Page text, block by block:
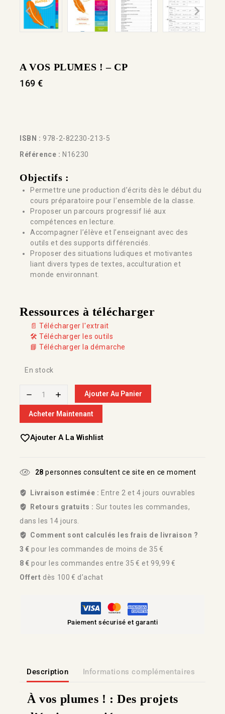
A VOS PLUMES ! – CP
169€
ISBN : 978-2-82230-213-5
Référence : N16230
Objectifs :
Permettre une production d’écrits dès le début du
cours préparatoire pour l’ensemble de la classe.
Proposer un parcours progressif lié aux
compétences en lecture.
Accompagner l’élève et l’enseignant avec des
outils et des supports différenciés.
Proposer des situations ludiques et motivantes
liant divers types de textes, acculturation et
monde environnant.
Ressources à télécharger
📄 Télécharger l'extrait
🛠️ Télécharger les outils
📘 Télécharger la démarche
En stock
Ajouter Au Panier
Acheter Maintenant
Ajouter A La Wishlist
28 personnes consultent ce site en ce moment
Livraison estimée : Entre 2 et 4 jours ouvrables
Retours gratuits : Sur toutes les commandes,
dans les 14 jours.
Comment sont calculés les frais de livraison ?
3 € pour les commandes de moins de 35 €
8 € pour les commandes entre 35 € et 99,99 €
Offert dès 100 € d’achat
Paiement sécurisé et garanti
Description Informations complémentaires
À vos plumes ! : Des projets